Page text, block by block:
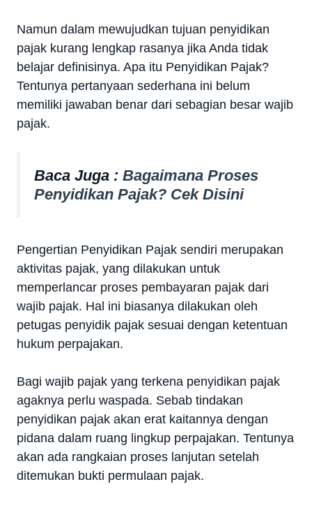
Namun dalam mewujudkan tujuan penyidikan
pajak kurang lengkap rasanya jika Anda tidak
belajar definisinya. Apa itu Penyidikan Pajak?
Tentunya pertanyaan sederhana ini belum
memiliki jawaban benar dari sebagian besar wajib
pajak.
Baca Juga : Bagaimana Proses
Penyidikan Pajak? Cek Disini
Pengertian Penyidikan Pajak sendiri merupakan
aktivitas pajak, yang dilakukan untuk
memperlancar proses pembayaran pajak dari
wajib pajak. Hal ini biasanya dilakukan oleh
petugas penyidik pajak sesuai dengan ketentuan
hukum perpajakan.
Bagi wajib pajak yang terkena penyidikan pajak
agaknya perlu waspada. Sebab tindakan
penyidikan pajak akan erat kaitannya dengan
pidana dalam ruang lingkup perpajakan. Tentunya
akan ada rangkaian proses lanjutan setelah
ditemukan bukti permulaan pajak.